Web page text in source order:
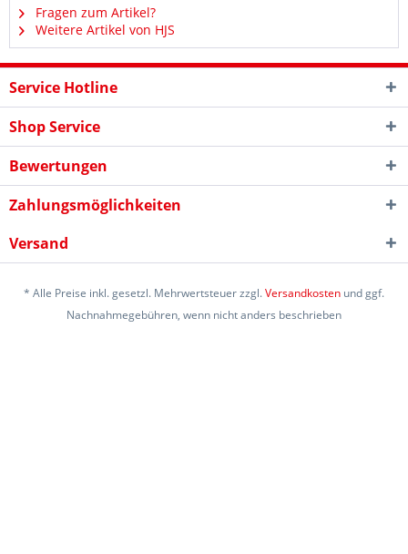
Fragen zum Artikel?
Weitere Artikel von HJS
Service Hotline
Shop Service
Bewertungen
Zahlungsmöglichkeiten
Versand
* Alle Preise inkl. gesetzl. Mehrwertsteuer zzgl.Versandkosten und ggf.
Nachnahmegebühren, wenn nicht anders beschrieben